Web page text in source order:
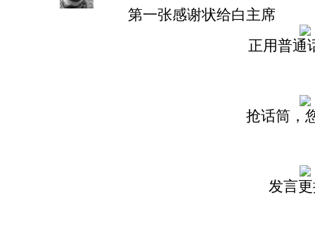
第一张感谢状给白主席
正用普通
抢话筒，
发言